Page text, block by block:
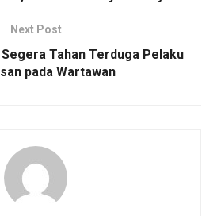
Next Post
Tahan Terduga Pelaku
pada Wartawan